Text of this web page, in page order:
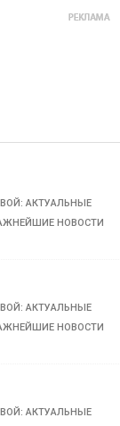
АКТУАЛЬНЫЕ
НОВОСТИ
АКТУАЛЬНЫЕ
НОВОСТИ
АКТУАЛЬНЫЕ